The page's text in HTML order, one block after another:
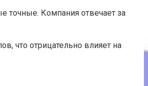
точные. Компания отвечает за
что отрицательно влияет на